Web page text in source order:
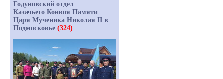
Годуновский отдел
Казачьего Конвоя Памяти
Царя Мученика Николая II в
Подмосковье (324)